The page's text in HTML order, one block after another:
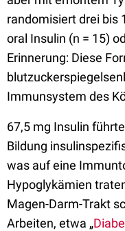
randomisiert drei bis
oral Insulin (n = 15)
Erinnerung: Diese
Immunsystem des
67,5 mg Insulin
Bildung
was auf eine
Hypoglykämien
Magen-Darm-Trakt
Arbeiten, etwa „